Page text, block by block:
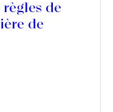
de
de